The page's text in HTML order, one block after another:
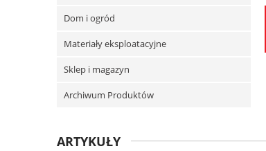
Dom i ogród
Materiały eksploatacyjne
Sklep i magazyn
Archiwum Produktów
ARTYKUŁY